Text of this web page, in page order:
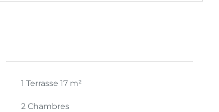
1 Terrasse 17 m²
2 Chambres